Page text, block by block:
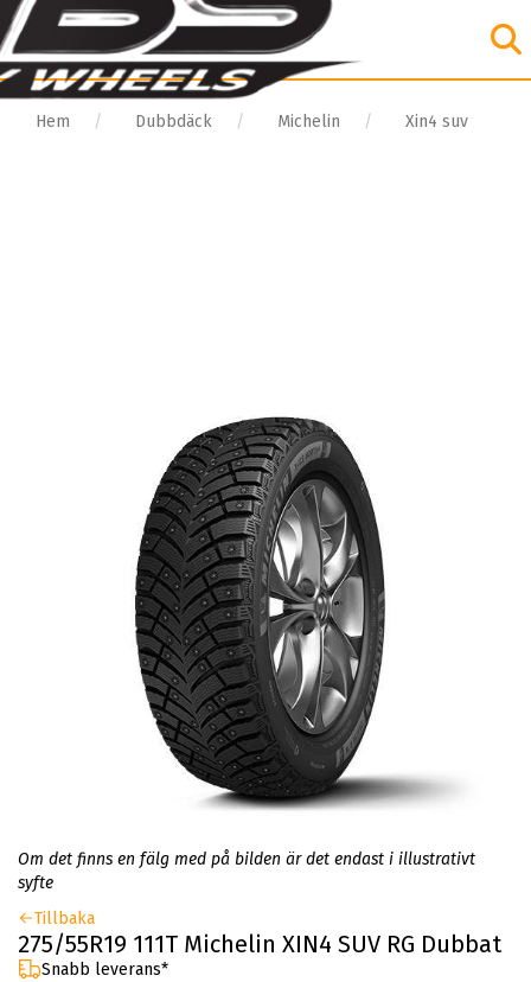
Hem Dubbdäck Michelin Xin4 suv
Om det finns en fälg med på bilden är det endast i illustrativt
syfte
Tillbaka
275/55R19 111T Michelin XIN4 SUV RG Dubbat
Snabb leverans*